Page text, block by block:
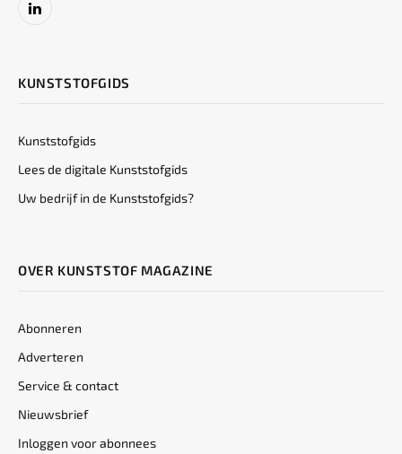
LinkedIn
KUNSTSTOFGIDS
Kunststofgids
Lees de digitale Kunststofgids
Uw bedrijf in de Kunststofgids?
OVER KUNSTSTOF MAGAZINE
Abonneren
Adverteren
Service & contact
Nieuwsbrief
Inloggen voor abonnees